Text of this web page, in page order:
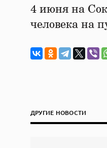
4 июня на
человека на
ДРУГИЕ НОВОСТИ